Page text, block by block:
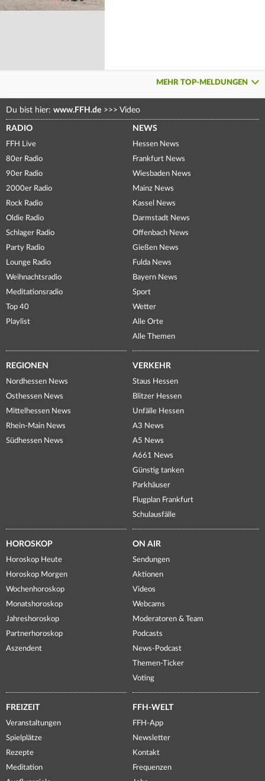
MEHR TOP-MELDUNGEN
Du bist hier: www.FFH.de >>> Video
RADIO
FFH Live
80er Radio
90er Radio
2000er Radio
Rock Radio
Oldie Radio
Schlager Radio
Party Radio
Lounge Radio
Weihnachtsradio
Meditationsradio
Top 40
Playlist
NEWS
Hessen News
Frankfurt News
Wiesbaden News
Mainz News
Kassel News
Darmstadt News
Offenbach News
Gießen News
Fulda News
Bayern News
Sport
Wetter
Alle Orte
Alle Themen
REGIONEN
Nordhessen News
Osthessen News
Mittelhessen News
Rhein-Main News
Südhessen News
VERKEHR
Staus Hessen
Blitzer Hessen
Unfälle Hessen
A3 News
A5 News
A661 News
Günstig tanken
Parkhäuser
Flugplan Frankfurt
Schulausfälle
HOROSKOP
Horoskop Heute
Horoskop Morgen
Wochenhoroskop
Monatshoroskop
Jahreshoroskop
Partnerhoroskop
Aszendent
ON AIR
Sendungen
Aktionen
Videos
Webcams
Moderatoren & Team
Podcasts
News-Podcast
Themen-Ticker
Voting
FREIZEIT
Veranstaltungen
Spielplätze
Rezepte
Meditation
FFH-WELT
FFH-App
Newsletter
Kontakt
Frequenzen